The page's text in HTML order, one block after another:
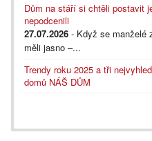
Dům na stáří si chtěli postavit
nepodcenili
27.07.2026 - Když se manželé
měli jasno –...
Trendy roku 2025 a tři
domů NÁŠ DŮM